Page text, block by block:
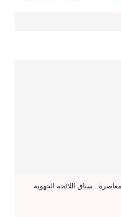
سباق اللائحة الجهوية